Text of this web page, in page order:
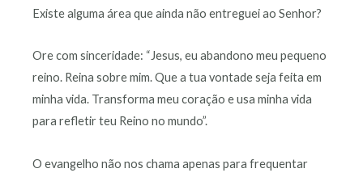
Existe alguma área que ainda não entreguei ao Senhor?
Ore com sinceridade: “Jesus, eu abandono meu pequeno
reino. Reina sobre mim. Que a tua vontade seja feita em
minha vida. Transforma meu coração e usa minha vida
para refletir teu Reino no mundo”.
O evangelho não nos chama apenas para frequentar